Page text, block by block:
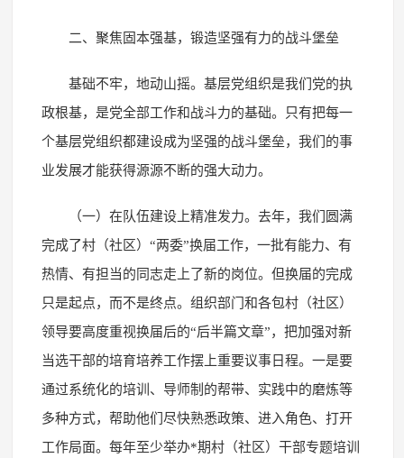
二、聚焦固本强基，锻造坚强有力的战斗堡垒
基础不牢，地动山摇。基层党组织是我们党的执
政根基，是党全部工作和战斗力的基础。只有把每一
个基层党组织都建设成为坚强的战斗堡垒，我们的事
业发展才能获得源源不断的强大动力。
（一）在队伍建设上精准发力。去年，我们圆满
完成了村（社区）“两委”换届工作，一批有能力、有
热情、有担当的同志走上了新的岗位。但换届的完成
只是起点，而不是终点。组织部门和各包村（社区）
领导要高度重视换届后的“后半篇文章”，把加强对新
当选干部的培育培养工作摆上重要议事日程。一是要
通过系统化的培训、导师制的帮带、实践中的磨炼等
多种方式，帮助他们尽快熟悉政策、进入角色、打开
工作局面。每年至少举办*期村（社区）干部专题培训